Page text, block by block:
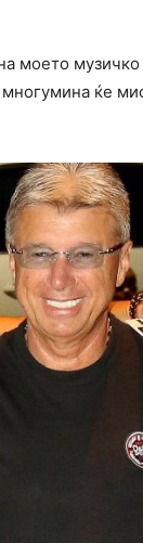
моето музичко
ќе